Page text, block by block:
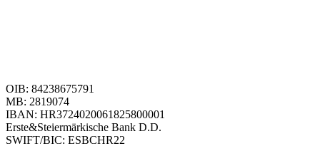
OIB: 84238675791
MB: 2819074
IBAN: HR3724020061825800001
Erste&Steiermärkische Bank D.D.
SWIFT/BIC: ESBCHR22